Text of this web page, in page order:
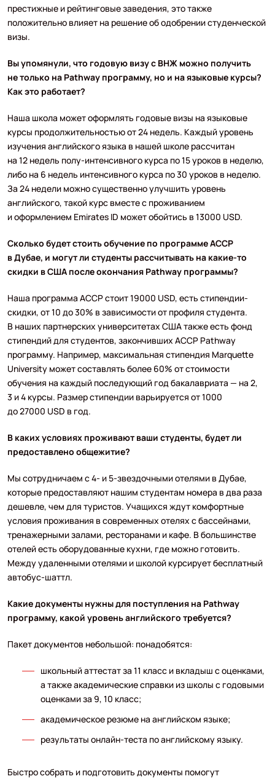
престижные и рейтинговые заведения, это также
положительно влияет на решение об одобрении студенческой
визы.
Вы упомянули, что годовую визу с ВНЖ можно получить
не только на Pathway программу, но и на языковые курсы?
Как это работает?
Наша школа может оформлять годовые визы на языковые
курсы продолжительностью от 24 недель. Каждый уровень
изучения английского языка в нашей школе рассчитан
на 12 недель полу-интенсивного курса по 15 уроков в неделю,
либо на 6 недель интенсивного курса по 30 уроков в неделю.
За 24 недели можно существенно улучшить уровень
английского, такой курс вместе с проживанием
и оформлением Emirates ID может обойтись в 13000 USD.
Сколько будет стоить обучение по программе ACCP
в Дубае, и могут ли студенты рассчитывать на какие-то
скидки в США после окончания Pathway программы?
Наша программа ACCP стоит 19000 USD, есть стипендии-
скидки, от 10 до 30% в зависимости от профиля студента.
В наших партнерских университетах США также есть фонд
стипендий для студентов, закончивших ACCP Pathway
программу. Например, максимальная стипендия Marquette
University может составлять более 60% от стоимости
обучения на каждый последующий год бакалавриата — на 2,
3 и 4 курсы. Размер стипендии варьируется от 1000
до 27000 USD в год.
В каких условиях проживают ваши студенты, будет ли
предоставлено общежитие?
Мы сотрудничаем с 4- и 5-звездочными отелями в Дубае,
которые предоставляют нашим студентам номера в два раза
дешевле, чем для туристов. Учащихся ждут комфортные
условия проживания в современных отелях с бассейнами,
тренажерными залами, ресторанами и кафе. В большинстве
отелей есть оборудованные кухни, где можно готовить.
Между удаленными отелями и школой курсирует бесплатный
автобус-шаттл.
Какие документы нужны для поступления на Pathway
программу, какой уровень английского требуется?
Пакет документов небольшой: понадобятся:
школьный аттестат за 11 класс и вкладыш с оценками,
а также академические справки из школы с годовыми
оценками за 9, 10 класс;
академическое резюме на английском языке;
результаты онлайн-теста по английскому языку.
Быстро собрать и подготовить документы помогут